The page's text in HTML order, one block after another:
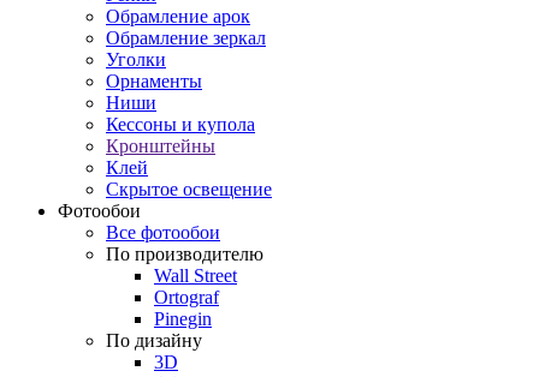
Обрамление арок
Обрамление зеркал
Уголки
Орнаменты
Ниши
Кессоны и купола
Кронштейны
Клей
Скрытое освещение
Фотообои
Все фотообои
По производителю
Wall Street
Ortograf
Pinegin
По дизайну
3D